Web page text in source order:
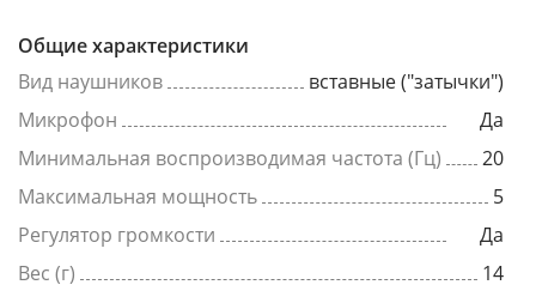
Общие характеристики
Вид наушников
вставные ("затычки")
Микрофон
Да
Минимальная воспроизводимая частота (Гц)
20
Максимальная мощность
5
Регулятор громкости
Да
Вес (г)
14